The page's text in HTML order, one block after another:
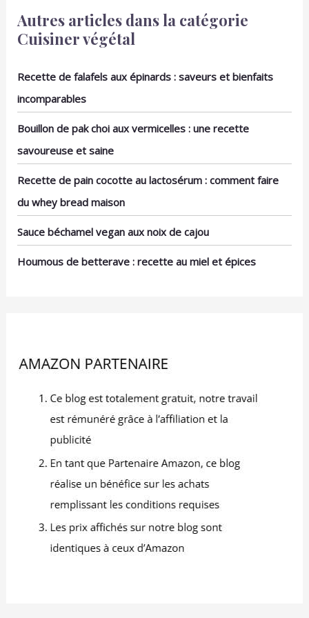
nouveau matériau sans
pollution, la mousse EPE,
chocs, pouvant être
recyclé et ne polluant
maximise la protection
du produit lorsqu'il vous
LIVRAISON : 12x cuillères
largeur) // Matériau :
lave-vaisselle
Autres articles dans la catégorie
Cuisiner végétal
Recette de falafels aux épinards : saveurs et bienfaits
incomparables
Bouillon de pak choi aux vermicelles : une recette
savoureuse et saine
Recette de pain cocotte au lactosérum : comment faire
du whey bread maison
Sauce béchamel vegan aux noix de cajou
Houmous de betterave : recette au miel et épices